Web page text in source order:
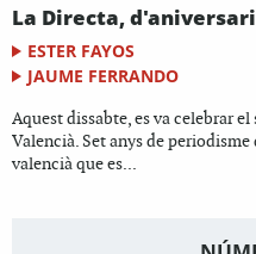
La Directa,
ESTER FAYOS
JAUME FERRANDO
Aquest dissabte, es va celebrar
Valencià. Set anys de
valencià que es...